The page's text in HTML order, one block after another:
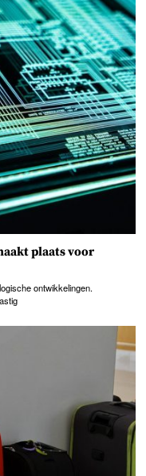
plaats voor
ontwikkelingen.